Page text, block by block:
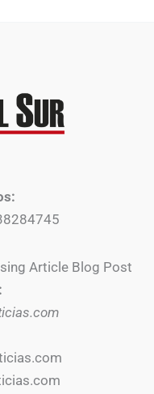
Article Blog Post
: